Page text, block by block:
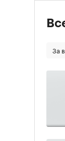
За